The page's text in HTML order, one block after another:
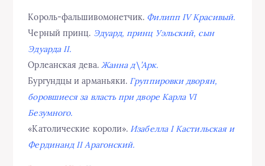
Король-фальшивомонетчик. Филипп IV Красивый.
Черный принц. Эдуард, принц Уэльский, сын
Эдуарда II.
Орлеанская дева. Жанна д\’Арк.
Бургундцы и арманьяки. Группировки дворян,
боровшиеся за власть при дворе Карла VI
Безумного.
«Католические короли». Изабелла I Кастильская и
Фердинанд II Арагонский.